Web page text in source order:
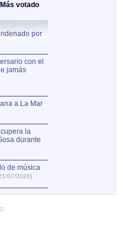
Más votado
por
con el
jamás
a La Mar
la
durante
de música
07/2026]